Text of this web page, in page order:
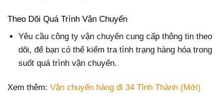
Theo Dõi Quá Trình Vận Chuyển
Yêu cầu công ty vận chuyển cung cấp thông tin theo
dõi, để bạn có thể kiểm tra tình trạng hàng hóa trong
suốt quá trình vận chuyển.
Xem thêm: Vận chuyển hàng đi 34 Tỉnh Thành (Mới)